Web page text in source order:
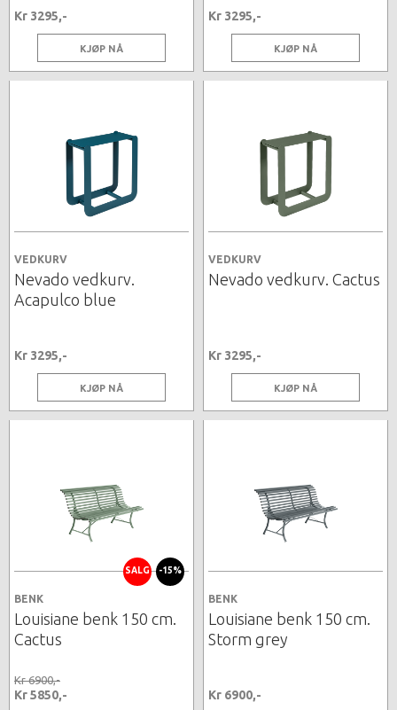
Kr 3295,-
KJØP NÅ
Kr 3295,-
KJØP NÅ
VEDKURV
Nevado vedkurv.
Acapulco blue
Kr 3295,-
KJØP NÅ
VEDKURV
Nevado vedkurv. Cactus
Kr 3295,-
KJØP NÅ
SALG -15%
BENK
Louisiane benk 150 cm.
Cactus
Kr 6900,-
Kr 5850,-
BENK
Louisiane benk 150 cm.
Storm grey
Kr 6900,-